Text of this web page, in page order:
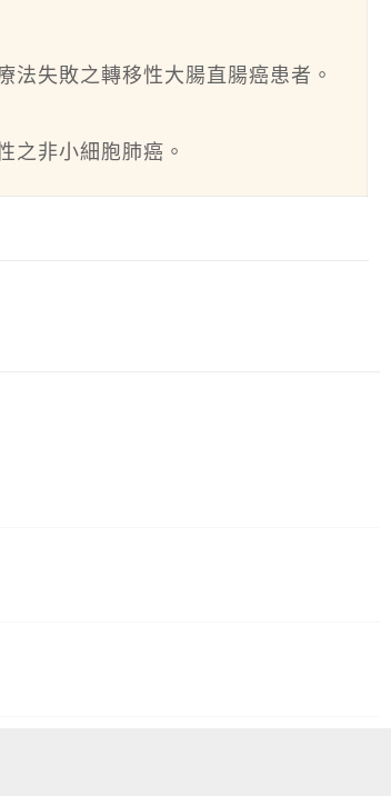
失敗之轉移性大腸直腸癌患者。
之非小細胞肺癌。